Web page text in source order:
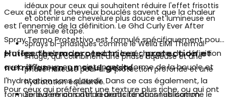
idéaux pour ceux qui souhaitent réduire l'effet frisottis
et obtenir une chevelure plus douce et lumineuse en
une seule étape.
Sprays bi-phasiquescomme le Wella EIMI Thermal
Image, qui combinent une phase aqueuse et une
phase huileuse pour une protection profonde et une
hydratation équilibrée.
Sprays enrichis d'ingrédients fonctionnelscomme le
Ceux qui ont les cheveux bouclés savent que la chaleur
est l'ennemie de la définition. Le Ghd Curly Ever After
Spray Termo Protettivoest formulé spécifiquement pour
protéger les boucles pendant le séchage ou la définition
avec diffuseur, en maintenant la forme de la boucle et
l'hydratation sans alourdir. Dans ce cas également, la
formule légère garantit la praticité dans l'utilisation
Huiles thermoprotectrices : protection et
nutrition en un seul geste
Pour ceux qui préfèrent une texture plus riche, ou qui ont